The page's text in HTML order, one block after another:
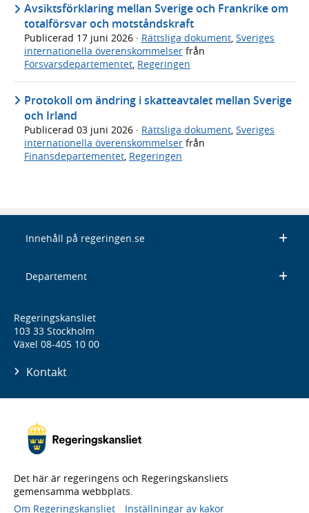
Avsiktsförklaring mellan Sverige och Frankrike om
totalförsvar och motståndskraft
Publicerad 17 juni 2026 · Rättsliga dokument, Sveriges
internationella överenskommelser från
Försvarsdepartementet, Regeringen
Protokoll om ändring i skatteavtalet mellan Sverige
och Irland
Publicerad 03 juni 2026 · Rättsliga dokument, Sveriges
internationella överenskommelser från
Finansdepartementet, Regeringen
Innehåll på regeringen.se
Departement
Regeringskansliet
103 33 Stockholm
Växel 08-405 10 00
Kontakt
Det här är regeringens och Regeringskansliets
gemensamma webbplats.
Om Regeringskansliet
Inställningar av kakor